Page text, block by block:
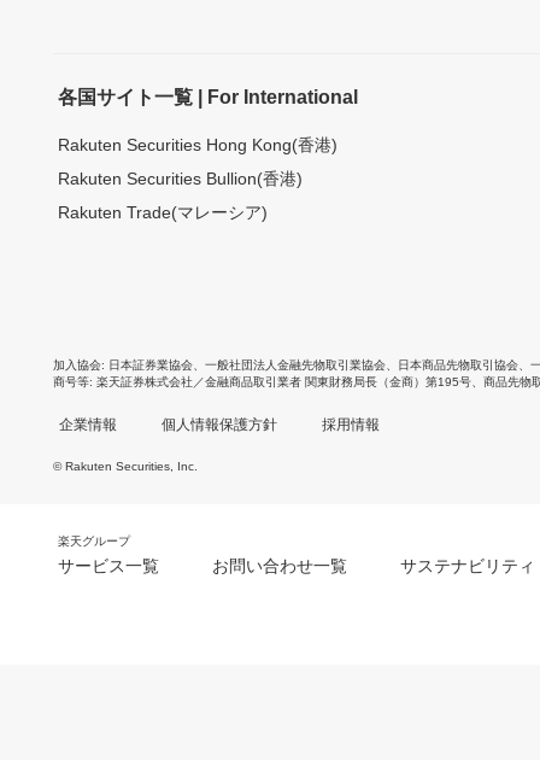
各国サイト一覧 | For International
Rakuten Securities Hong Kong(香港)
Rakuten Securities Bullion(香港)
Rakuten Trade(マレーシア)
加入協会 日本証券業協会 一般社団法人金融先物取引業協会 日本商品先物取引協会
商号等 楽天証券株式会社／金融商品取引業者 関東財務局長（金商）第195号、商品先物
企業情報 個人情報保護方針 採用情報
© Rakuten Securities, Inc.
楽天グループ
サービス一覧 お問い合わせ一覧 サステナビリティ